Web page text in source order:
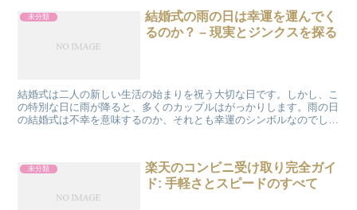
未分類
結婚式の雨の日は幸運を運んでく
るのか？ – 現実とジンクスを探る
結婚式は二人の新しい生活の始まりを祝う大切な日です。しかし、こ
の特別な日に雨が降ると、多くのカップルはがっかりします。雨の日
の結婚式は不幸を意味するのか、それとも幸運のシンボルなのでしょ
未分類
楽天のコンビニ受け取り完全ガイ
ド: 手軽さとスピードのすべて